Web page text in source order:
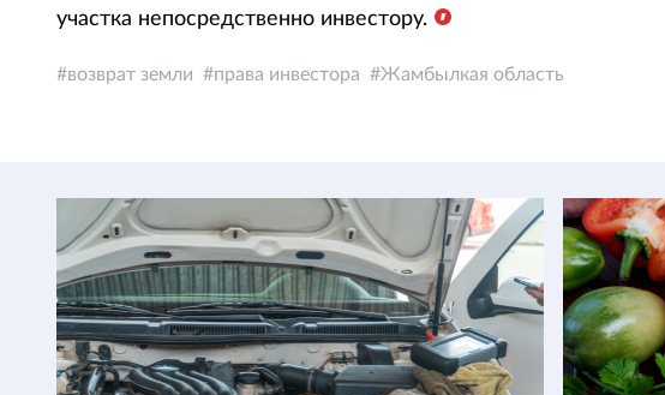
участка непосредственно инвестору.
возврат земли права инвестора Жамбылкая область